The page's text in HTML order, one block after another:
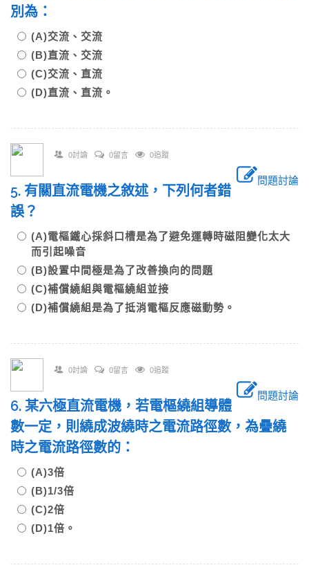
別為：
(A)交流、交流
(B)直流、交流
(C)交流、直流
(D)直流、直流。
0討論 0留言 0追蹤
問題討論
5. 有關直流電機之敘述，下列何者錯
誤？
(A)電樞鐵心採斜口槽是為了避免運轉時磁阻變化太大
而引起噪音
(B)設置中間極是為了改善換向的問題
(C)補償繞組與電樞繞組並接
(D)補償繞組是為了抵消電樞反應磁動勢。
0討論 0留言 0追蹤
問題討論
6. 某六極直流電機，若電樞繞組導體
數一定，則繞成波繞時之電流路徑數，為疊繞
時之電流路徑數的：
(A)3倍
(B)1/3倍
(C)2倍
(D)1倍。